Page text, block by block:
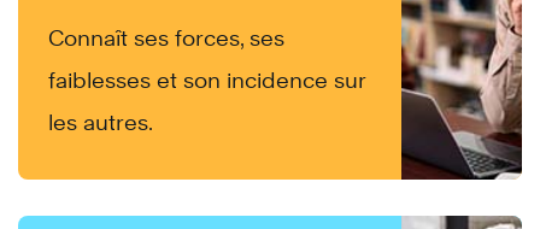
Connaît ses forces, ses
faiblesses et son incidence sur
les autres.